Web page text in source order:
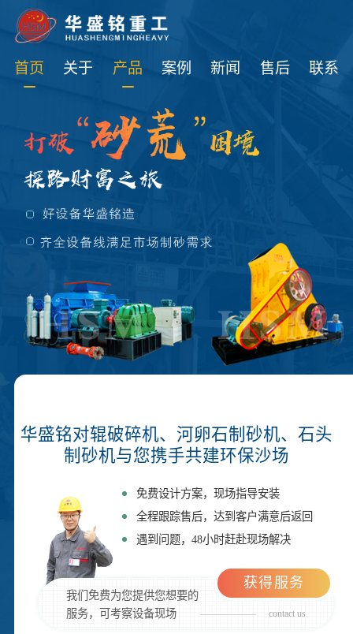
首页 关于 产品 案例 新闻 售后 联系
华盛铭对辊破碎机、河卵石制砂机、石头
制砂机与您携手共建环保沙场
免费设计方案，现场指导安装
全程跟踪售后，达到客户满意后返回
遇到问题，48小时赶赴现场解决
我们免费为您提供您想要的
服务，可考察设备现场
contact us
获得服务